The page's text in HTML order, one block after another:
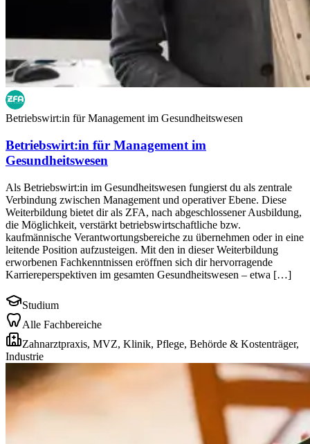
Betriebswirt:in für Management im Gesundheitswesen
Betriebswirt:in für Management im
Gesundheitswesen
Als Betriebswirt:in im Gesundheitswesen fungierst du als zentrale
Verbindung zwischen Management und operativer Ebene. Diese
Weiterbildung bietet dir als ZFA, nach abgeschlossener Ausbildung,
die Möglichkeit, verstärkt betriebswirtschaftliche bzw.
kaufmännische Verantwortungsbereiche zu übernehmen oder in eine
leitende Position aufzusteigen. Mit den in dieser Weiterbildung
erworbenen Fachkenntnissen eröffnen sich dir hervorragende
Karriereperspektiven im gesamten Gesundheitswesen – etwa […]
Studium
Alle Fachbereiche
Zahnarztpraxis, MVZ, Klinik, Pflege, Behörde & Kostenträger,
Industrie